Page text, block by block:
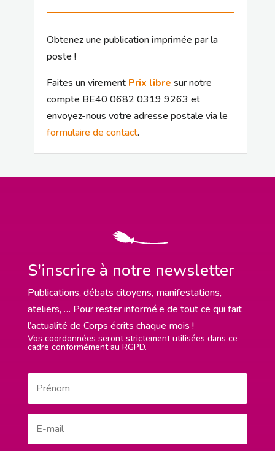
Obtenez une publication imprimée par la
poste !
Faites un virement Prix libre sur notre
compte BE40 0682 0319 9263 et
envoyez-nous votre adresse postale via le
formulaire de contact.
S'inscrire à notre newsletter
Publications, débats citoyens, manifestations,
ateliers, … Pour rester informé.e de tout ce qui fait
l’actualité de Corps écrits chaque mois !
Vos coordonnées seront strictement utilisées dans ce
cadre conformément au RGPD.